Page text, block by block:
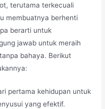
terutama terkecuali
membuatnya berhenti
berarti untuk
jawab untuk meraih
bahaya. Berikut
pertama kehidupan untuk
yang efektif.